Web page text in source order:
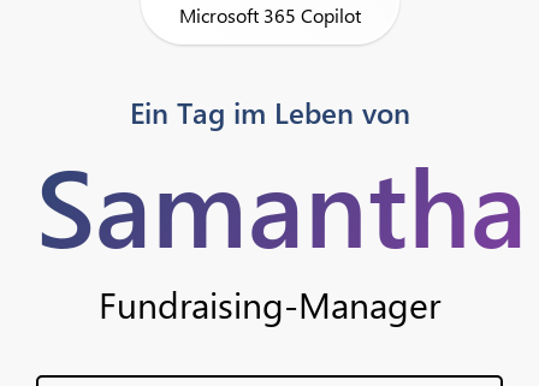
Microsoft 365 Copilot
Ein Tag im Leben von
Samantha
Fundraising-Manager